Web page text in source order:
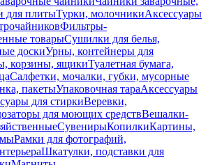
для плитыТурки, молочникиАксессуары
Фильтры-
товарыСушилки для белья,
доскиУрны, контейнеры для
корзины, ящикиТуалетная бумага,
Салфетки, мочалки, губки, мусорные
пакетыУпаковочная тараАксессуары
для стиркиВеревки,
для моющих средствВешалки-
СувенирыКопилкиКартины,
Рамки для фотографий,
Шкатулки, подставки для